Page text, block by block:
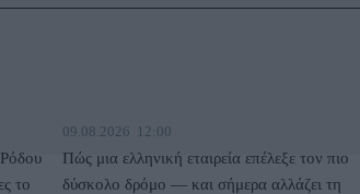
το
09.08.2026 12:00
Πώς μια ελληνική εταιρεία επέλεξε τον πιο
δύσκολο δρόμο — και σήμερα αλλάζει τη